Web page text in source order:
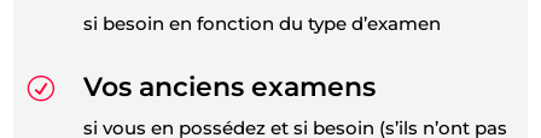
si besoin en fonction du type d’examen
R Vos anciens examens
si vous en possédez et si besoin (s’ils n’ont pas